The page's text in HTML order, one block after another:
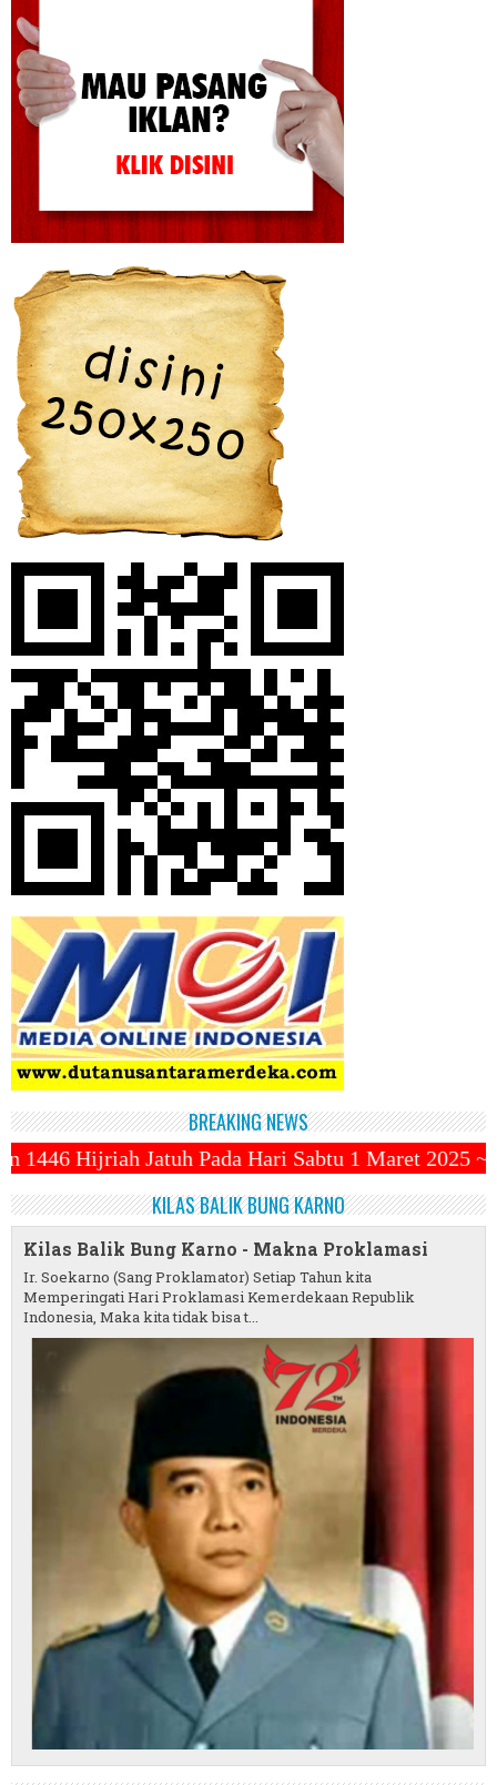
BREAKING NEWS
Hari Sabtu 1 Maret 2025 ~||~ 1 Syawal Jatuh
KILAS BALIK BUNG KARNO
Kilas Balik Bung Karno - Makna Proklamasi
Ir. Soekarno (Sang Proklamator) Setiap Tahun kita
Memperingati Hari Proklamasi Kemerdekaan Republik
Indonesia, Maka kita tidak bisa t...